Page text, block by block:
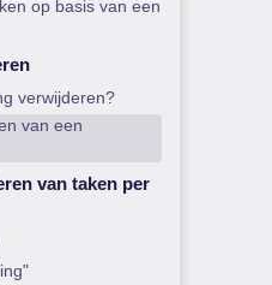
op basis van een
verwijderen?
van een
van taken per